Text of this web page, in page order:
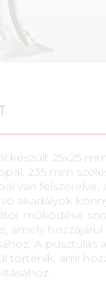
készült 25x25
235 mm
van felszerelve,
akadályok
működése
amely
A pusztulás
történik, ami